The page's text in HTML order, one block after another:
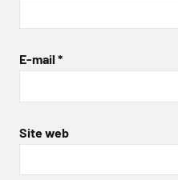
E-mail *
Site web